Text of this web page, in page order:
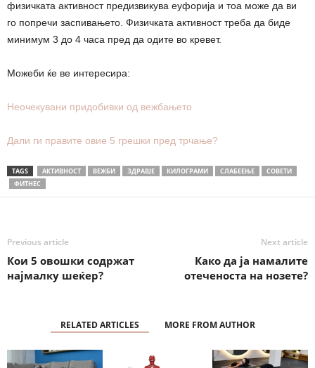
физичката активност предизвикува еуфорија и тоа може да ви
го попречи заспивањето. Физичката активност треба да биде
минимум 3 до 4 часа пред да одите во кревет.
Можеби ќе ве интересира:
Неочекувани придобивки од вежбањето
Дали ги правите овие 5 грешки пред трчање?
TAGS АКТИВНОСТ ВЕЖБИ ЗДРАВЈЕ КИЛОГРАМИ СЛАБЕЕЊЕ
СОВЕТИ
ФИТНЕС
Previous article
Кои 5 овошки содржат
најмалку шеќер?
Next article
Како да ја намалите
отеченоста на нозете?
RELATED ARTICLES MORE FROM AUTHOR